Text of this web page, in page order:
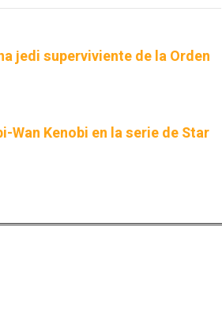
jedi superviviente de la Orden
Wan Kenobi en la serie de Star